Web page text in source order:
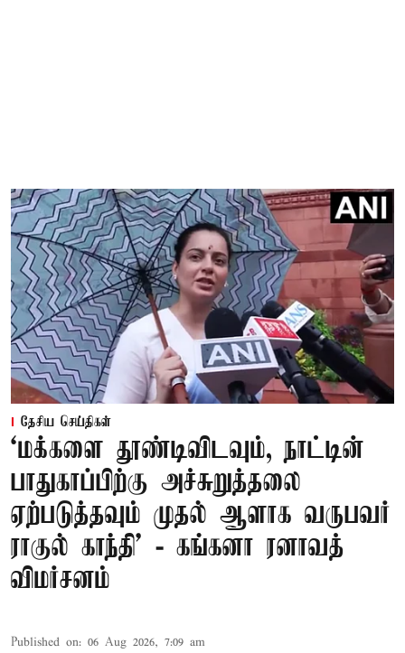
தேசிய செய்திகள்
‘மக்களை தூண்டிவிடவும், நாட்டின்
பாதுகாப்பிற்கு அச்சுறுத்தலை
ஏற்படுத்தவும் முதல் ஆளாக வருபவர்
ராகுல் காந்தி’ - கங்கனா ரனாவத்
விமர்சனம்
Published on: 06 Aug 2026, 7:09 am